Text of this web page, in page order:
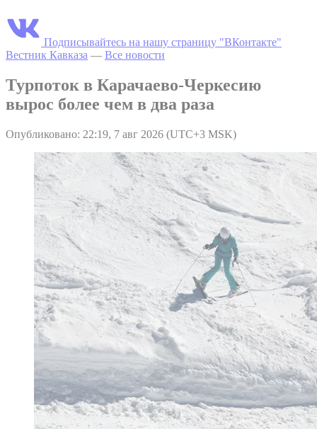
Подписывайтесь на нашу страницу "ВКонтакте"
Вестник Кавказа — Все новости
Турпоток в Карачаево-Черкесию
вырос более чем в два раза
Опубликовано: 22:19, 7 авг 2026 (UTC+3 MSK)